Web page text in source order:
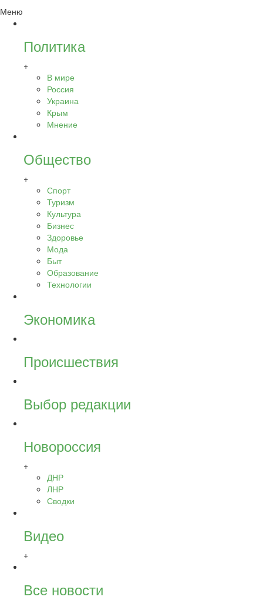
Меню
Политика
+
В мире
Россия
Украина
Крым
Мнение
Общество
+
Спорт
Туризм
Культура
Бизнес
Здоровье
Мода
Быт
Образование
Технологии
Экономика
Происшествия
Выбор редакции
Новороссия
+
ДНР
ЛНР
Сводки
Видео
+
Все новости